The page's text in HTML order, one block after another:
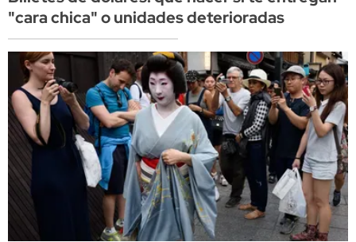
"cara chica" o unidades deterioradas